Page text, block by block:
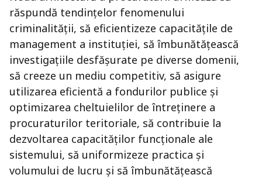
răspundă tendințelor fenomenului
criminalității, să eficientizeze capacitățile de
management a instituției, să îmbunătățească
investigațiile desfășurate pe diverse domenii,
să creeze un mediu competitiv, să asigure
utilizarea eficientă a fondurilor publice şi
optimizarea cheltuielilor de întreținere a
procuraturilor teritoriale, să contribuie la
dezvoltarea capacităților funcționale ale
sistemului, să uniformizeze practica și
volumului de lucru și să îmbunătățească